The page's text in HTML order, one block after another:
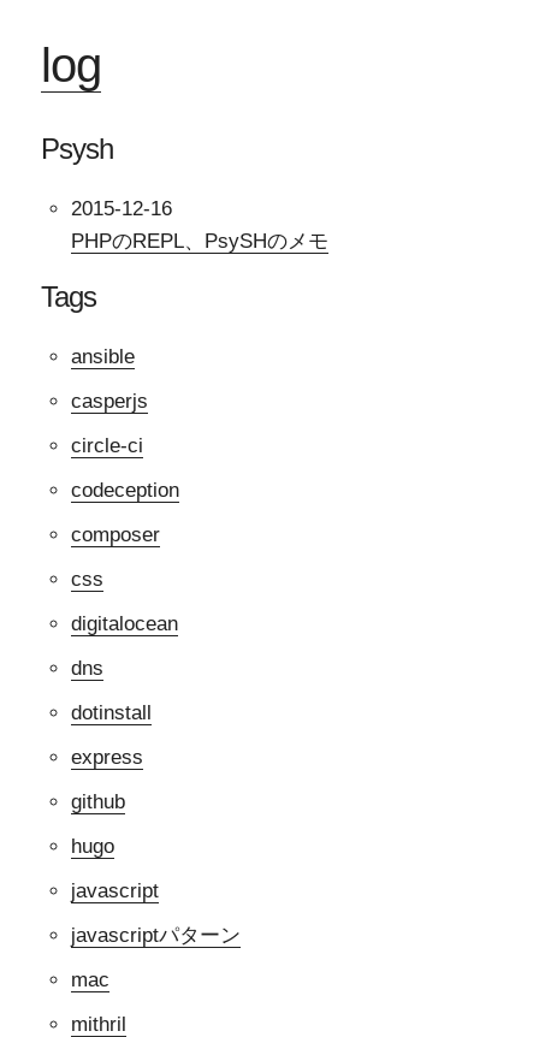
log
Psysh
2015-12-16
PHPのREPL、PsySHのメモ
Tags
ansible
casperjs
circle-ci
codeception
composer
css
digitalocean
dns
dotinstall
express
github
hugo
javascript
javascriptパターン
mac
mithril